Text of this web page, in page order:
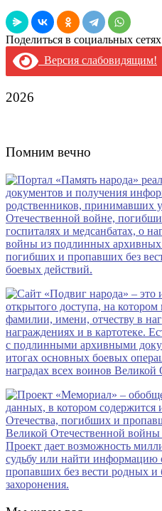
Поделиться в социальных сетях
Версия слабовидящим!
2026
Помним вечно